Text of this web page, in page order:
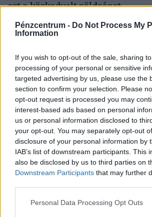
Pénzcentrum - Do Not Process My
Information
If you wish to opt-out of the sale, sharing
processing of your personal or sensitive
targeted advertising by us, please use the
section to confirm your selection. Please
opt-out request is processed you may
interest-based ads based on personal
us or personal information disclosed to
your opt-out. You may separately opt-out
disclosure of your personal information by
IAB’s list of downstream participants. This
also be disclosed by us to third parties on
Downstream Participants that may further
Personal Data Processing Opt Outs
ezt a közkedvelt zöldséget
A több tízezer megbetegedést követelő
hatóságok a Taco Bell
összefüggésbe.
Új módszerrel fosztják ki a
csalássorozatot állítottak meg